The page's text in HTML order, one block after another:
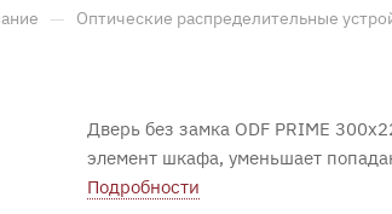
— Оптические распределительные
Дверь без замка ODF PRIME
элемент шкафа, уменьшает
Подробности